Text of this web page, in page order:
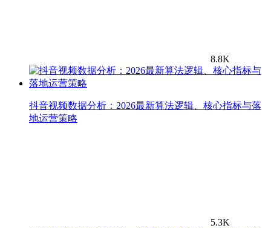
8.8K
抖音视频数据分析：2026最新算法逻辑、核心指标与落
地运营策略
5.3K